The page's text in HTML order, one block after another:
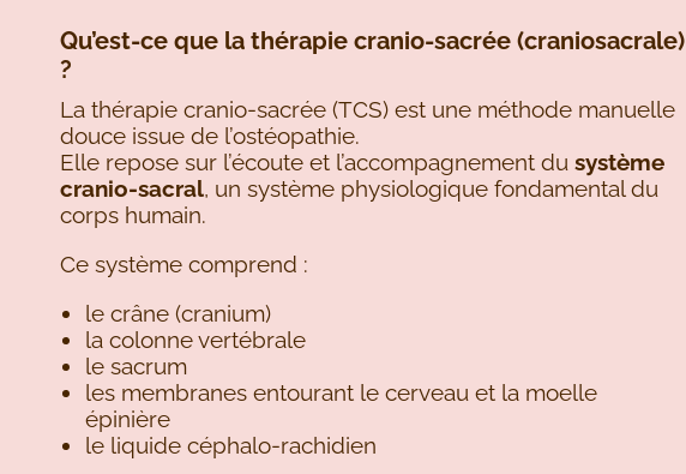
Qu’est-ce que la thérapie cranio-sacrée (craniosacrale)
?
La thérapie cranio-sacrée (TCS) est une méthode manuelle
douce issue de l’ostéopathie.
Elle repose sur l’écoute et l’accompagnement du système
cranio-sacral, un système physiologique fondamental du
corps humain.
Ce système comprend :
le crâne (cranium)
la colonne vertébrale
le sacrum
les membranes entourant le cerveau et la moelle
épinière
le liquide céphalo-rachidien